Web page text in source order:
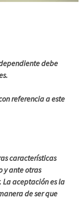
debe
referencia a este
características
y ante otras
aceptación es la
de ser que